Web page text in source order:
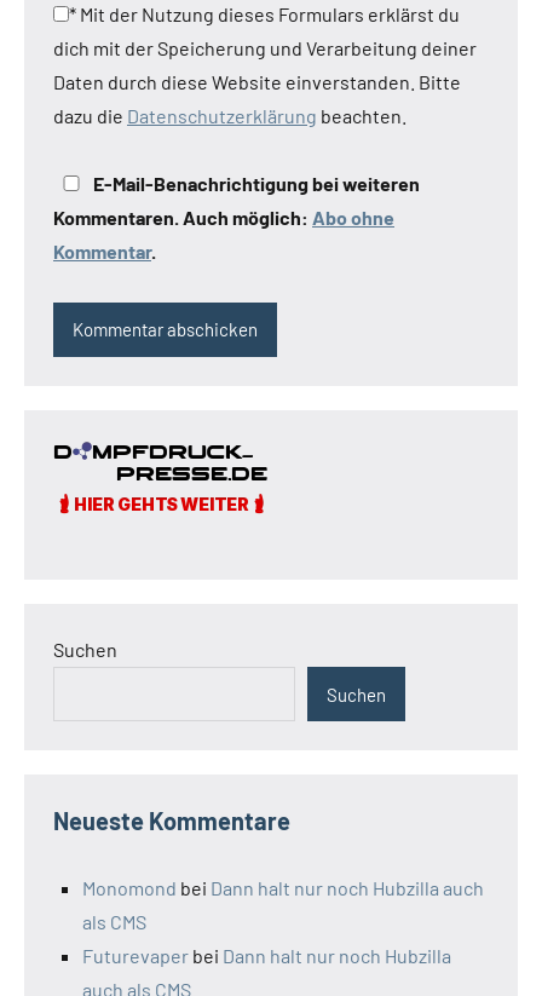
* Mit der Nutzung dieses Formulars erklärst du
dich mit der Speicherung und Verarbeitung deiner
Daten durch diese Website einverstanden. Bitte
dazu die Datenschutzerklärung beachten.
E-Mail-Benachrichtigung bei weiteren
Kommentaren. Auch möglich: Abo ohne
Kommentar.
Suchen
Suchen
Neueste Kommentare
Monomond bei Dann halt nur noch Hubzilla auch
als CMS
Futurevaper bei Dann halt nur noch Hubzilla
auch als CMS